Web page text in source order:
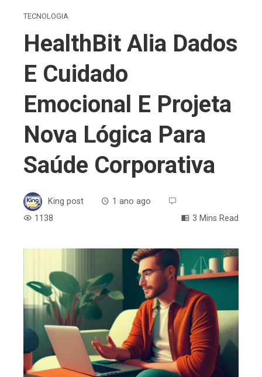
TECNOLOGIA
HealthBit Alia Dados
E Cuidado
Emocional E Projeta
Nova Lógica Para
Saúde Corporativa
King post
1 ano ago
1138
3 Mins Read